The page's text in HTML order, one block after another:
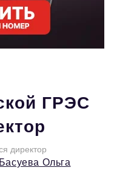
ГРЭС
директор
Ольга